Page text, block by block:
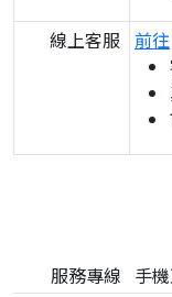
線上客服 前往
服務專線 手